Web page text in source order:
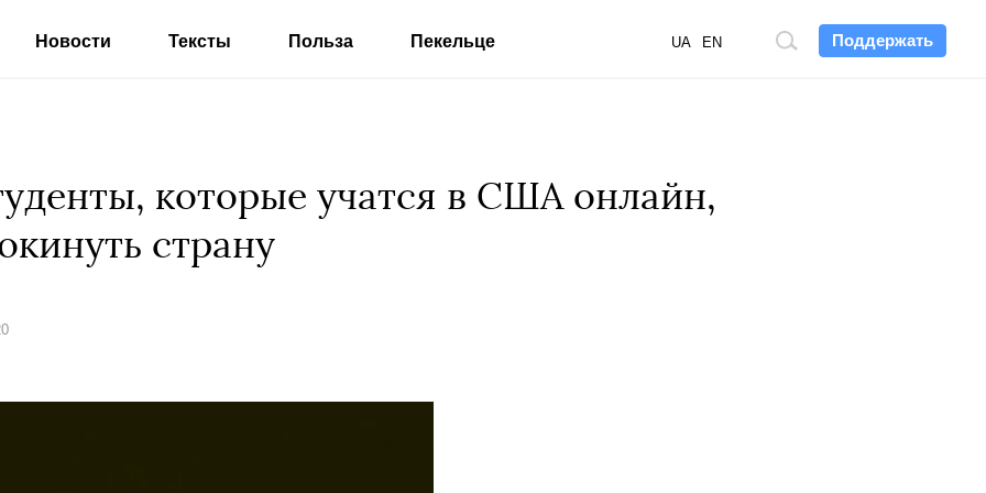
Поддержать
Поиск
UA EN
Новости Тексты Польза Пекельце
которые учатся в США онлайн,
страну